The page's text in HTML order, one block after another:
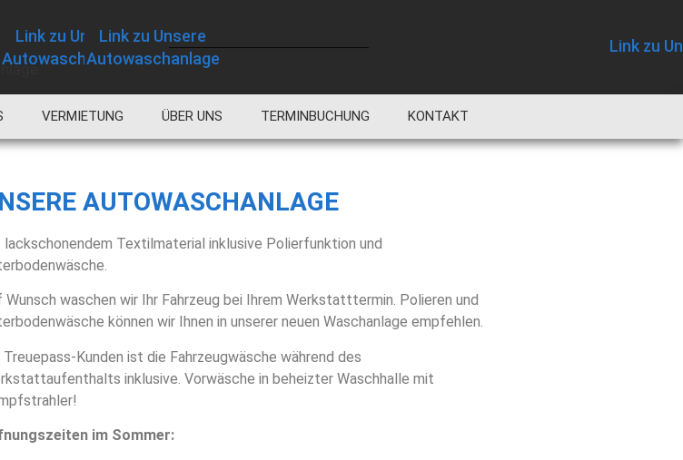
VERMIETUNG ÜBER UNS TERMINBUCHUNG KONTAKT
AUTOWASCHANLAGE
lackschonendem Textilmaterial inklusive Polierfunktion und
Wunsch waschen wir Ihr Fahrzeug bei Ihrem Werkstatttermin. Polieren und
können wir Ihnen in unserer neuen Waschanlage empfehlen.
Treuepass-Kunden ist die Fahrzeugwäsche während des
inklusive. Vorwäsche in beheizter Waschhalle mit
im Sommer: